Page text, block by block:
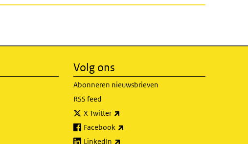
Volg ons
Abonneren nieuwsbrieven
RSS feed
X Twitter
Facebook
LinkedIn